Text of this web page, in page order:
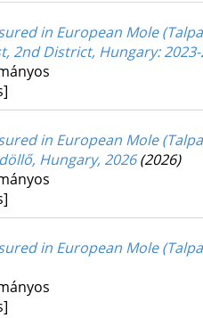
in European Mole
2nd District, Hungary:
in European Mole
Hungary, 2026 (2026)
in European Mole